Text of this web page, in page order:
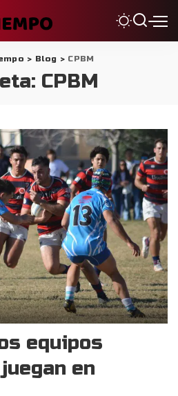
> Blog > CPBM
CPBM
equipos
en